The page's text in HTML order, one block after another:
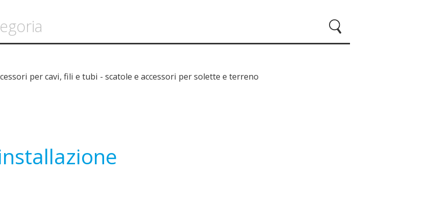
per cavi, fili e tubi - scatole e accessori per solette e terreno